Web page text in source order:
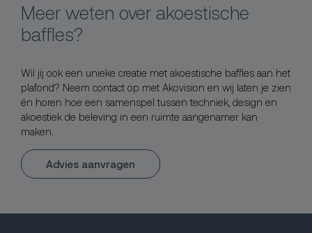
Meer weten over akoestische
baffles?
Wil jij ook een unieke creatie met akoestische baffles aan het
plafond? Neem contact op met Akovision en wij laten je zien
én horen hoe een samenspel tussen techniek, design en
akoestiek de beleving in een ruimte aangenamer kan
maken.
Advies aanvragen